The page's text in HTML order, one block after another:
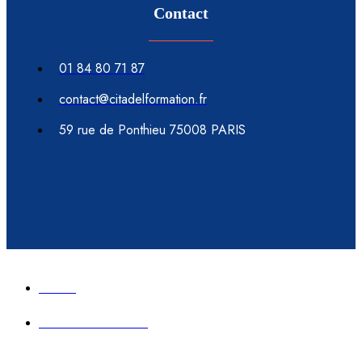
Contact
01 84 80 71 87
contact@citadelformation.fr
59 rue de Ponthieu 75008 PARIS